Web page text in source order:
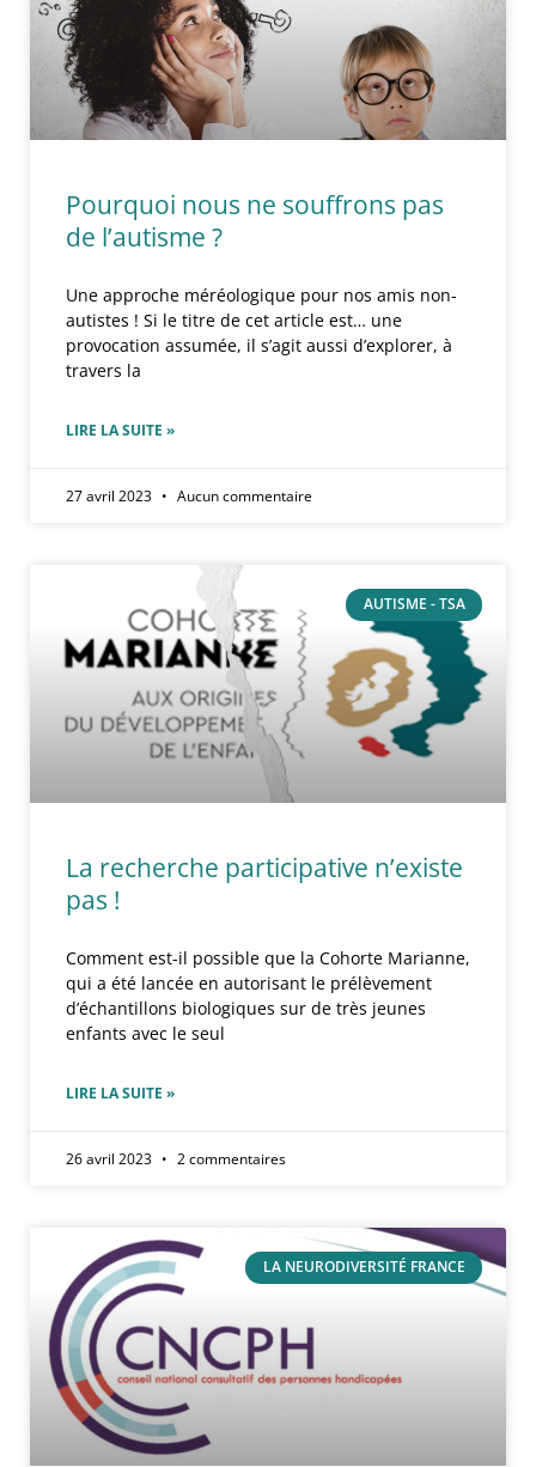
Pourquoi nous ne souffrons pas
de l’autisme ?
Une approche méréologique pour nos amis non-
autistes ! Si le titre de cet article est… une
provocation assumée, il s’agit aussi d’explorer, à
travers la
LIRE LA SUITE »
27 avril 2023 Aucun commentaire
AUTISME - TSA
La recherche participative n’existe
pas !
Comment est-il possible que la Cohorte Marianne,
qui a été lancée en autorisant le prélèvement
d’échantillons biologiques sur de très jeunes
enfants avec le seul
LIRE LA SUITE »
26 avril 2023 2 commentaires
LA NEURODIVERSITÉ FRANCE